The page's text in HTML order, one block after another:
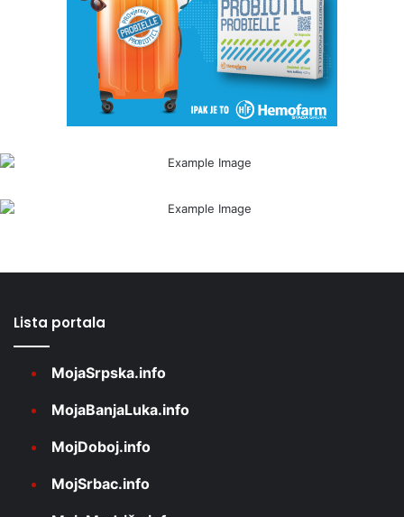
Lista portala
MojaSrpska.info
MojaBanjaLuka.info
MojDoboj.info
MojSrbac.info